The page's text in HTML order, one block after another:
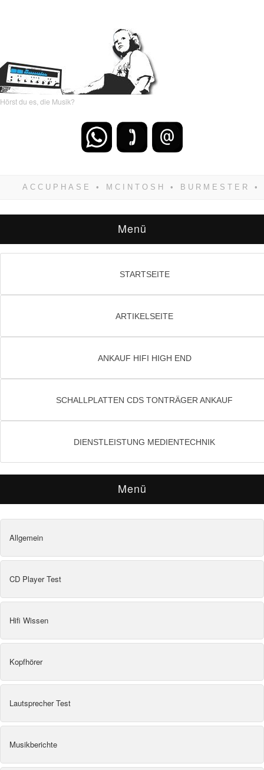
Hörst du es, die Musik?
zwangsläufig siegen! Und noch was: Hifi
Menü
STARTSEITE
ARTIKELSEITE
ANKAUF HIFI HIGH END
SCHALLPLATTEN CDS TONTRÄGER ANKAUF
DIENSTLEISTUNG MEDIENTECHNIK
Menü
Allgemein
CD Player Test
Hifi Wissen
Kopfhörer
Lautsprecher Test
Musikberichte